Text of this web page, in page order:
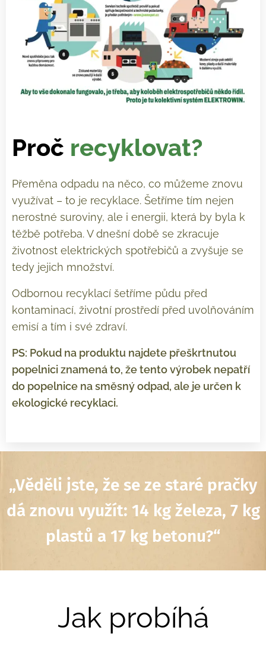
Proč recyklovat?
Přeměna odpadu na něco, co můžeme znovu
využívat – to je recyklace. Šetříme tím nejen
nerostné suroviny, ale i energii, která by byla k
těžbě potřeba. V dnešní době se zkracuje
životnost elektrických spotřebičů a zvyšuje se
tedy jejich množství.
Odbornou recyklací šetříme půdu před
kontaminací, životní prostředí před uvolňováním
emisí a tím i své zdraví.
PS: Pokud na produktu najdete přeškrtnutou
popelnici znamená to, že tento výrobek nepatří
do popelnice na směsný odpad, ale je určen k
ekologické recyklaci.
„Věděli jste, že se ze staré pračky
dá znovu využít: 14 kg železa, 7 kg
plastů a 17 kg betonu?“
Jak probíhá